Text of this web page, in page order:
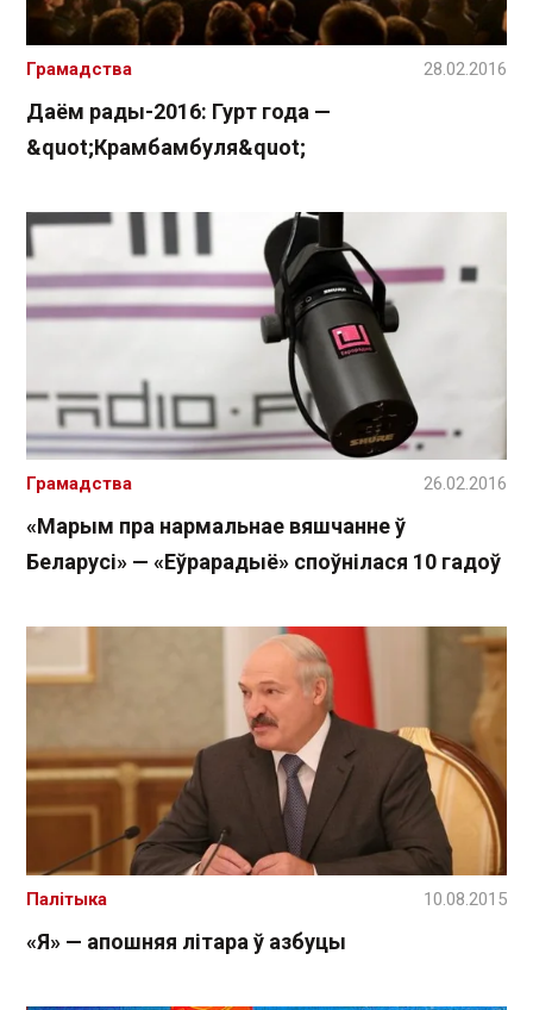
Даём рады-2016: Гурт года —
&quot;Крамбамбуля&quot;
Грамадства 28.02.2016
«Марым пра нармальнае вяшчанне ў
Беларусі» — «Еўрарадыё» споўнілася 10 гадоў
Грамадства 26.02.2016
«Я» — апошняя літара ў азбуцы
Палітыка 10.08.2015